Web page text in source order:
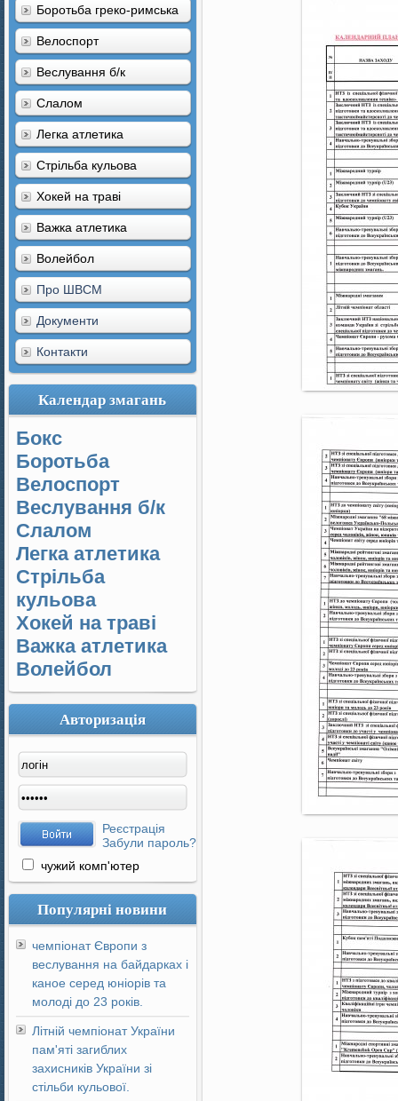
Боротьба греко-римська
Велоспорт
Веслування б/к
Cлалом
Легка атлетика
Стрільба кульова
Хокей на траві
Важка атлетика
Волейбол
Про ШВСМ
Документи
Контакти
Календар змагань
Бокс
Боротьба
Велоспорт
Веслування б/к
Cлалом
Легка атлетика
Стрільба
кульова
Хокей на траві
Важка атлетика
Волейбол
Авторизація
Реєстрація
Забули пароль?
чужий комп'ютер
Популярні новини
чемпіонат Європи з
веслування на байдарках і
каное серед юніорів та
молоді до 23 років.
Літній чемпіонат України
пам'яті загиблих
захисників України зі
стільби кульової.